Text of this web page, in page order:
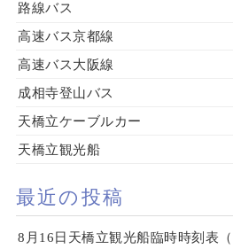
路線バス
高速バス京都線
高速バス大阪線
成相寺登山バス
天橋立ケーブルカー
天橋立観光船
最近の投稿
8月16日天橋立観光船臨時時刻表